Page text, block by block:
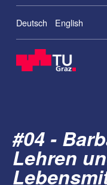
Deutsch English
#04 -
Lehren